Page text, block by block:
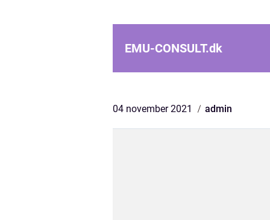
EMU-CONSULT.dk
04 november 2021 admin